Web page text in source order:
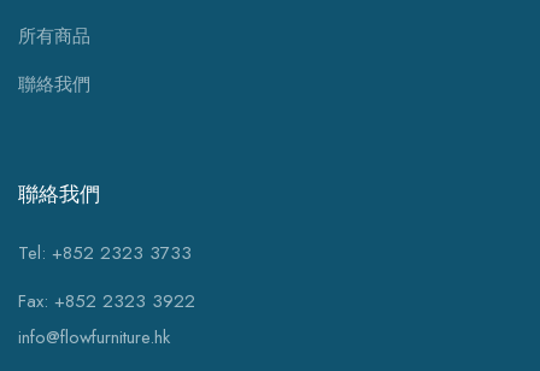
所有商品
聯絡我們
聯絡我們
Tel: +852 2323 3733
Fax: +852 2323 3922
info@flowfurniture.hk